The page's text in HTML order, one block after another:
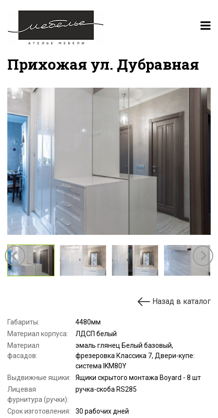
Прихожая ул. Дубравная
Назад в каталог
Габариты:
4480мм
Материал корпуса:
ЛДСП белый
Материал
фасадов:
эмаль глянец Белый базовый,
фрезеровка Классика 7, Двери-купе:
система IKM80Y
Выдвижные ящики:
Ящики скрытого монтажа Boyard - 8 шт
Лицевая
фурнитура (ручки):
ручка-скоба RS285
Срок изготовления:
30 рабочих дней